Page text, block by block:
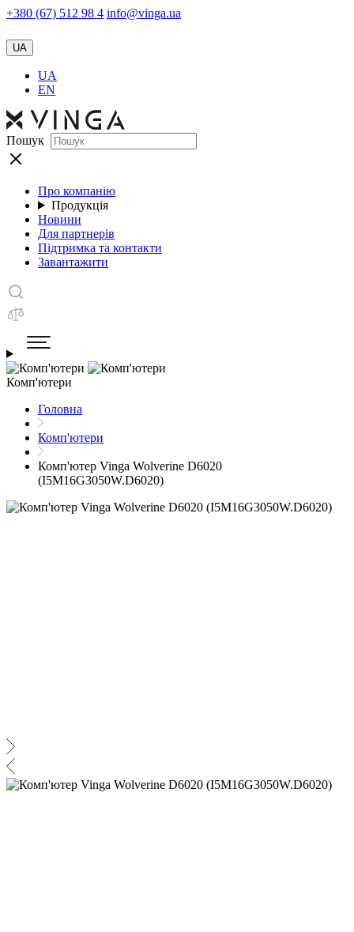
+380 (67) 512 98 4 info@vinga.ua
UA
UA
EN
Пошук
Про компанію
Продукція
Новини
Для партнерів
Підтримка та контакти
Завантажити
Комп'ютери
Головна
Комп'ютери
Комп'ютер Vinga Wolverine D6020
(I5M16G3050W.D6020)